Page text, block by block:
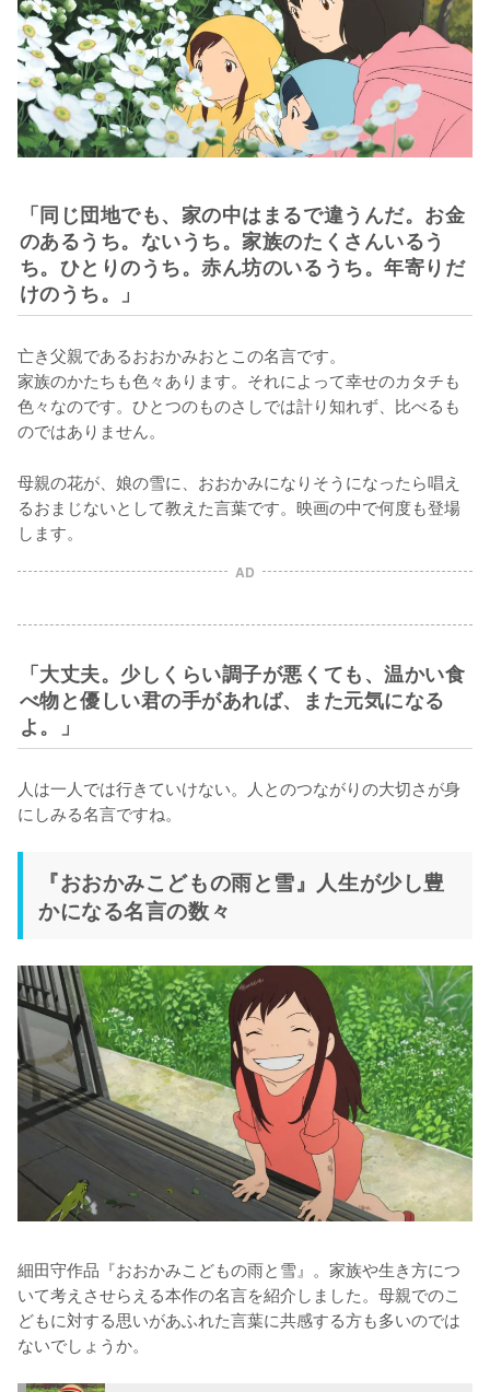
「同じ団地でも、家の中はまるで違うんだ。お金
のあるうち。ないうち。家族のたくさんいるう
ち。ひとりのうち。赤ん坊のいるうち。年寄りだ
けのうち。」
亡き父親であるおおかみおとこの名言です。
家族のかたちも色々あります。それによって幸せのカタチも
色々なのです。ひとつのものさしでは計り知れず、比べるも
のではありません。
母親の花が、娘の雪に、おおかみになりそうになったら唱え
るおまじないとして教えた言葉です。映画の中で何度も登場
します。
AD
「大丈夫。少しくらい調子が悪くても、温かい食
べ物と優しい君の手があれば、また元気になる
よ。」
人は一人では行きていけない。人とのつながりの大切さが身
にしみる名言ですね。
『おおかみこどもの雨と雪』人生が少し豊
かになる名言の数々
細田守作品『おおかみこどもの雨と雪』。家族や生き方につ
いて考えさせらえる本作の名言を紹介しました。母親でのこ
どもに対する思いがあふれた言葉に共感する方も多いのでは
ないでしょうか。